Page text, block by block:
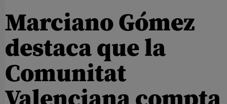
Marciano Gómez
destaca que la
Comunitat